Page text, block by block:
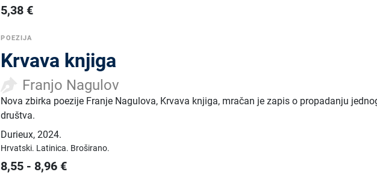
5,38 €
POEZIJA
Krvava knjiga
Franjo Nagulov
Nova zbirka poezije Franje Nagulova, Krvava knjiga, mračan je zapis o propadanju
društva.
Durieux,2024.
Hrvatski. Latinica. Broširano.
8,55 - 8,96 €